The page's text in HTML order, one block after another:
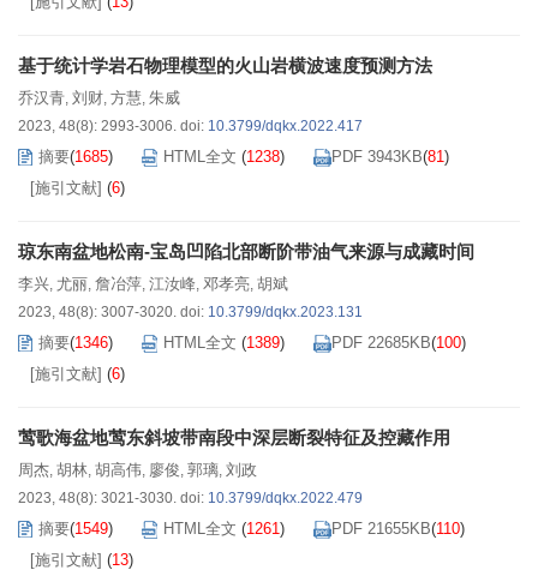
基于统计学岩石物理模型的火山岩横波速度预测方法
乔汉青, 刘财, 方慧, 朱威
2023, 48(8): 2993-3006. doi: 10.3799/dqkx.2022.417
摘要(1685) HTML全文 (1238) PDF 3943KB(81)
[施引文献] (6)
琼东南盆地松南-宝岛凹陷北部断阶带油气来源与成藏时间
李兴, 尤丽, 詹冶萍, 江汝峰, 邓孝亮, 胡斌
2023, 48(8): 3007-3020. doi: 10.3799/dqkx.2023.131
摘要(1346) HTML全文 (1389) PDF 22685KB(100)
[施引文献] (6)
莺歌海盆地莺东斜坡带南段中深层断裂特征及控藏作用
周杰, 胡林, 胡高伟, 廖俊, 郭璃, 刘政
2023, 48(8): 3021-3030. doi: 10.3799/dqkx.2022.479
摘要(1549) HTML全文 (1261) PDF 21655KB(110)
[施引文献] (13)